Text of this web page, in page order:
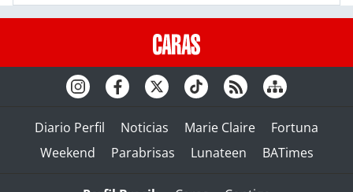
Diario Perfil Noticias Marie Claire
Fortuna
Weekend
Parabrisas Lunateen BATimes